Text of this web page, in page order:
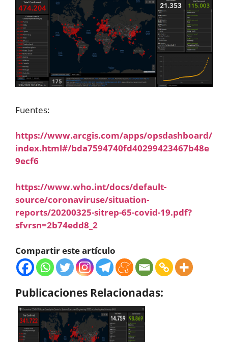
Fuentes:
https://www.arcgis.com/apps/opsdashboard/
index.html#/bda7594740fd40299423467b48e
9ecf6
https://www.who.int/docs/default-
source/coronaviruse/situation-
reports/20200325-sitrep-65-covid-19.pdf?
sfvrsn=2b74edd8_2
Compartir este artículo
Publicaciones Relacionadas: